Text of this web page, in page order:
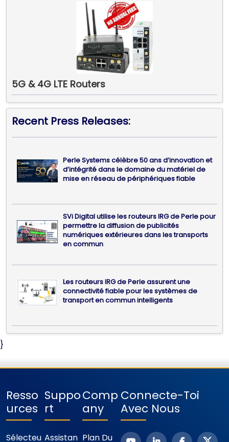
5G & 4G LTE Routers
Recent Press Releases:
Perle Systems célèbre 50 ans d’innovation et
d’intégrité dans le domaine du matériel de
mise en réseau de périphériques fiable
SVi Digital utilise les routeurs IRG de Perle pour
permettre la diffusion de publicités
numériques extérieures dans les transports
en commun
Les routeurs IRG de Perle assurent une
connectivité fiable pour les systèmes de
transport en commun intelligents
}
Resso
Urces
Sélecteu
Suppo
Rt
Assistan
Comp
Any
Plan Du
Connecte-Toi
Avec Nous